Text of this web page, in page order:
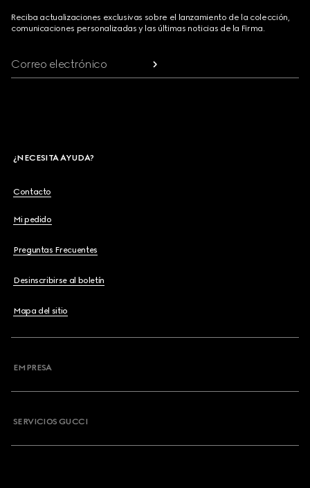
Reciba actualizaciones exclusivas sobre el lanzamiento de la colección,
comunicaciones personalizadas y las últimas noticias de la Firma.
Correo electrónico
¿NECESITA AYUDA?
Contacto
Mi pedido
Preguntas Frecuentes
Desinscribirse al boletín
Mapa del sitio
EMPRESA
SERVICIOS GUCCI